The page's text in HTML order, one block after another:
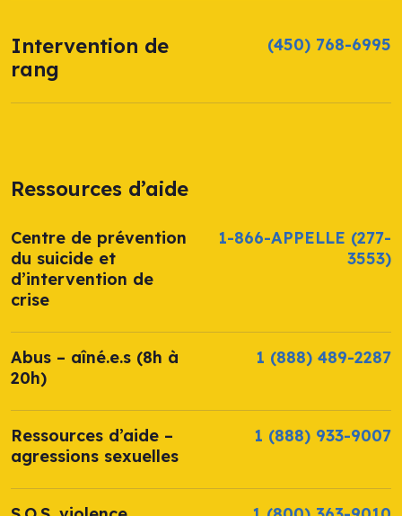
Intervention de
rang
(450) 768-6995
Ressources d’aide
Centre de prévention
du suicide et
d’intervention de
crise
1-866-APPELLE (277-
3553)
Abus – aîné.e.s (8h à
20h)
1 (888) 489-2287
Ressources d’aide –
agressions sexuelles
1 (888) 933-9007